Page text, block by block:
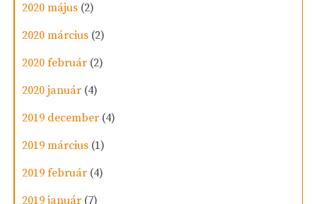
2020 május (2)
2020 március (2)
2020 február (2)
2020 január (4)
2019 december (4)
2019 március (1)
2019 február (4)
2019 január (7)